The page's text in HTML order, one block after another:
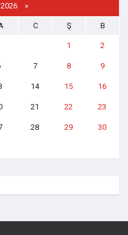
2026 »
C Ş B
1 2
7 8 9
14 15 16
21 22 23
28 29 30